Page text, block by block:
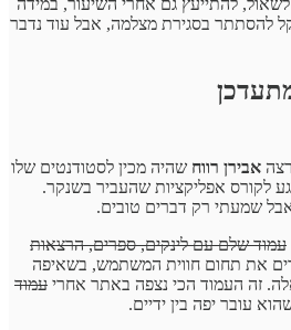
להתייעץ גם אחרי השיעור, במידה
להסתתר בסגירת מצלמה, אבל עוד נדבר
אבירן רווח שהיה מכין לסטודנטים שלו
לקורס אפליקציות שהעביר בשנקר.
שמעתי רק דברים טובים.
עמוד שלם עם לינקים, ספרים, הרצאות
את תחום חווית המשתמש, בשאיפה
זה העמוד הכי נצפה באתר אחרי עמוד
עובר יפה בין ידיים.